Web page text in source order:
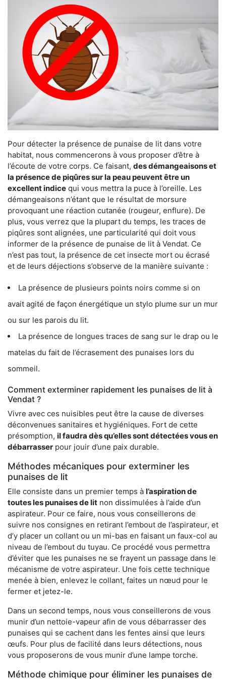
Pour détecter la présence de punaise de lit dans votre
habitat, nous commencerons à vous proposer d’être à
l’écoute de votre corps. Ce faisant, des démangeaisons et
la présence de piqûres sur la peau peuvent être un
excellent indice qui vous mettra la puce à l’oreille. Les
démangeaisons n’étant que le résultat de morsure
provoquant une réaction cutanée (rougeur, enflure). De
plus, vous verrez que la plupart du temps, les traces de
piqûres sont alignées, une particularité qui doit vous
informer de la présence de punaise de lit à Vendat. Ce
n’est pas tout, la présence de cet insecte mort ou écrasé
et de leurs déjections s’observe de la manière suivante :
La présence de plusieurs points noirs comme si on
avait agité de façon énergétique un stylo plume sur un mur
ou sur les parois du lit.
La présence de longues traces de sang sur le drap ou le
matelas du fait de l’écrasement des punaises lors du
sommeil.
Comment exterminer rapidement les punaises de lit à
Vendat ?
Vivre avec ces nuisibles peut être la cause de diverses
déconvenues sanitaires et hygiéniques. Fort de cette
présomption, il faudra dès qu’elles sont détectées vous en
débarrasser pour jouir d’une paix durable.
Méthodes mécaniques pour exterminer les
punaises de lit
Elle consiste dans un premier temps à l’aspiration de
toutes les punaises de lit non dissimulées à l’aide d’un
aspirateur. Pour ce faire, nous vous conseillerons de
suivre nos consignes en retirant l’embout de l’aspirateur, et
d’y placer un collant ou un mi-bas en faisant un faux-col au
niveau de l’embout du tuyau. Ce procédé vous permettra
d’éviter que les punaises ne se frayent un passage dans le
mécanisme de votre aspirateur. Une fois cette technique
menée à bien, enlevez le collant, faites un nœud pour le
fermer et jetez-le.
Dans un second temps, nous vous conseillerons de vous
munir d’un nettoie-vapeur afin de vous débarrasser des
punaises qui se cachent dans les fentes ainsi que leurs
œufs. Pour plus de facilité dans leurs détections, nous
vous proposerons de vous munir d’une lampe torche.
Méthode chimique pour éliminer les punaises de